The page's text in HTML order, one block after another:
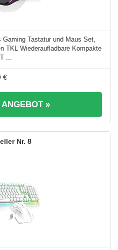
Tastatur und Maus Set,
TKL Wiederaufladbare Kompakte
T ...
€
»
8